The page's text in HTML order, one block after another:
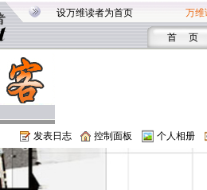
设万维读者为首页 万维
首 页
发表日志 控制面板 个人相册